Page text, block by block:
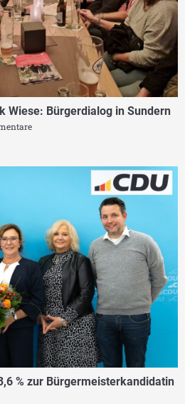
Wiese: Bürgerdialog in Sundern
% zur Bürgermeisterkandidatin